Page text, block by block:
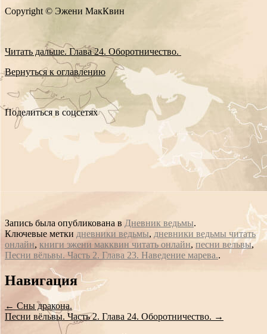
Copyright © Эжени МакКвин
Читать дальше. Глава 24. Оборотничество.
Вернуться к оглавлению
Поделиться в соцсетях
Запись была опубликована в Дневник ведьмы.
Ключевые метки дневники ведьмы, дневники ведьмы читать
онлайн, книги эжени макквин читать онлайн, песни вельвы,
Песни вёльвы. Часть 2. Глава 23. Наведение марева..
Сообщение
навигации
Навигация
← Сны дракона.
Песни вёльвы. Часть 2. Глава 24. Оборотничество. →